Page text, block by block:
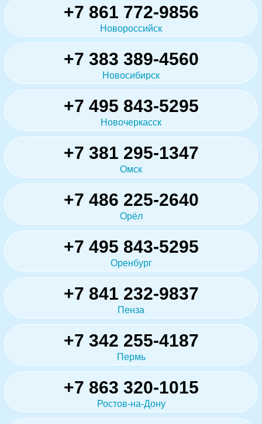
+7 861 772-9856
Новороссийск
+7 383 389-4560
Новосибирск
+7 495 843-5295
Новочеркасск
+7 381 295-1347
Омск
+7 486 225-2640
Орёл
+7 495 843-5295
Оренбург
+7 841 232-9837
Пенза
+7 342 255-4187
Пермь
+7 863 320-1015
Ростов-на-Дону